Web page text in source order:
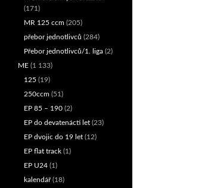
(171)
MR 125 ccm (205)
přebor jednotlivců (284)
Přebor jednotlivců/1. liga (2)
ME (1 133)
125 (19)
250ccm (51)
EP 85 – 190 (2)
EP do devatenácti let (23)
EP dvojic do 19 let (12)
EP flat track (1)
EP U24 (1)
kalendář(18)